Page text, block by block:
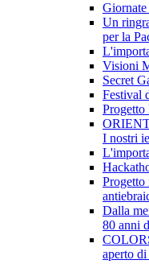
Un
per la
Visioni
Secret
Festival
Progetto
I nostri
Progetto
Dalla
80 anni
aperto di